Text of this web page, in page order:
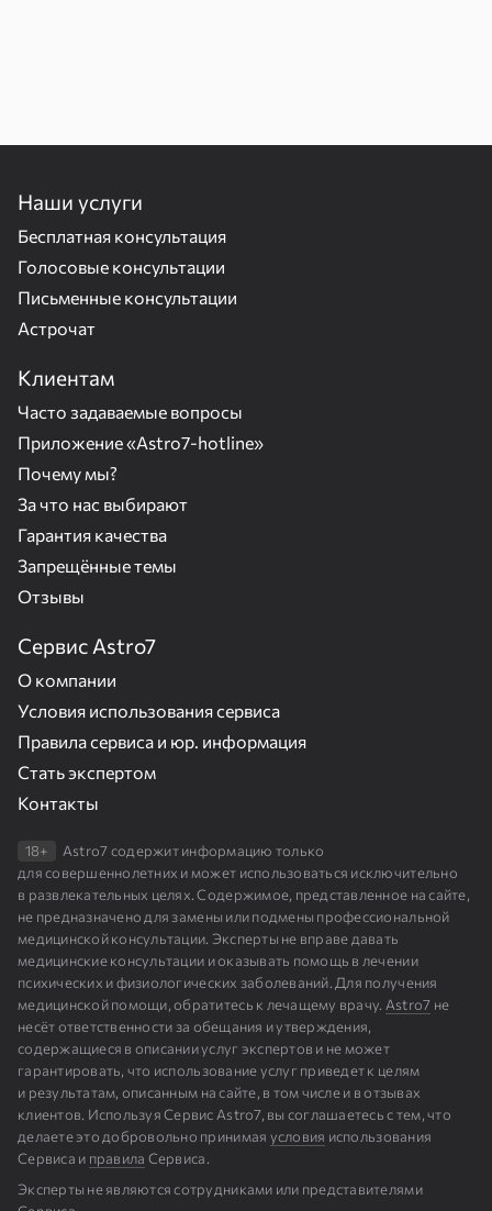
Наши услуги
Бесплатная консультация
Голосовые консультации
Письменные консультации
Астрочат
Клиентам
Часто задаваемые вопросы
Приложение «Astro7-hotline»
Почему мы?
За что нас выбирают
Гарантия качества
Запрещённые темы
Отзывы
Сервис Astro7
О компании
Условия использования сервиса
Правила сервиса и юр. информация
Стать экспертом
Контакты
18+
Astro7 содержит информацию только
для совершеннолетних и может использоваться исключительно
в развлекательных целях. Содержимое, представленное на сайте,
не предназначено для замены или подмены профессиональной
медицинской консультации. Эксперты не вправе давать
медицинские консультации и оказывать помощь в лечении
психических и физиологических заболеваний. Для получения
медицинской помощи, обратитесь к лечащему врачу. Astro7 не
несёт ответственности за обещания и утверждения,
содержащиеся в описании услуг экспертов и не может
гарантировать, что использование услуг приведет к целям
и результатам, описанным на сайте, в том числе и в отзывах
клиентов. Используя Сервис Astro7, вы соглашаетесь с тем, что
делаете это добровольно принимая условия использования
Сервиса и правила Сервиса.
Эксперты не являются сотрудниками или представителями